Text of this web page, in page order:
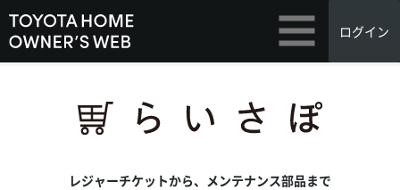
ログイン
レジャーチケットから、メンテナンス部品まで